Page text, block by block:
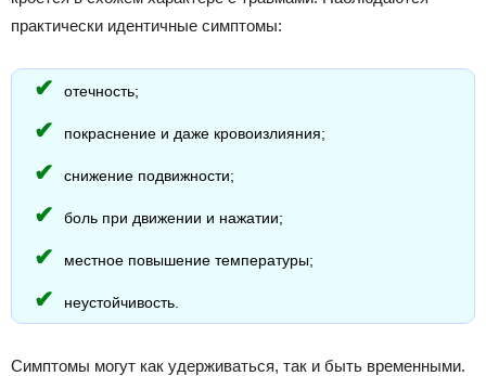
практически идентичные симптомы:
отечность;
покраснение и даже кровоизлияния;
снижение подвижности;
боль при движении и нажатии;
местное повышение температуры;
неустойчивость.
Симптомы могут как удерживаться, так и быть временными.